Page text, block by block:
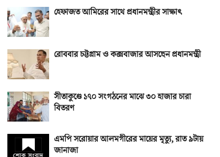
হেফাজত আমিরের সাথে প্রধানমন্ত্রীর সাক্ষাৎ
রোববার চট্টগ্রাম ও কক্সবাজার আসছেন প্রধানমন্ত্রী
সীতাকুণ্ডে ১৭০ সংগঠনের মাঝে ৩০ হাজার চারা
বিতরণ
এমপি সরোয়ার আলমগীরের মায়ের মৃত্যু, রাত ৯টায়
জানাজা